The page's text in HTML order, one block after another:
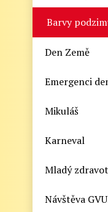
Barvy
Den Země
Emergenci
Mikuláš
Karneval
Mladý
Návštěva